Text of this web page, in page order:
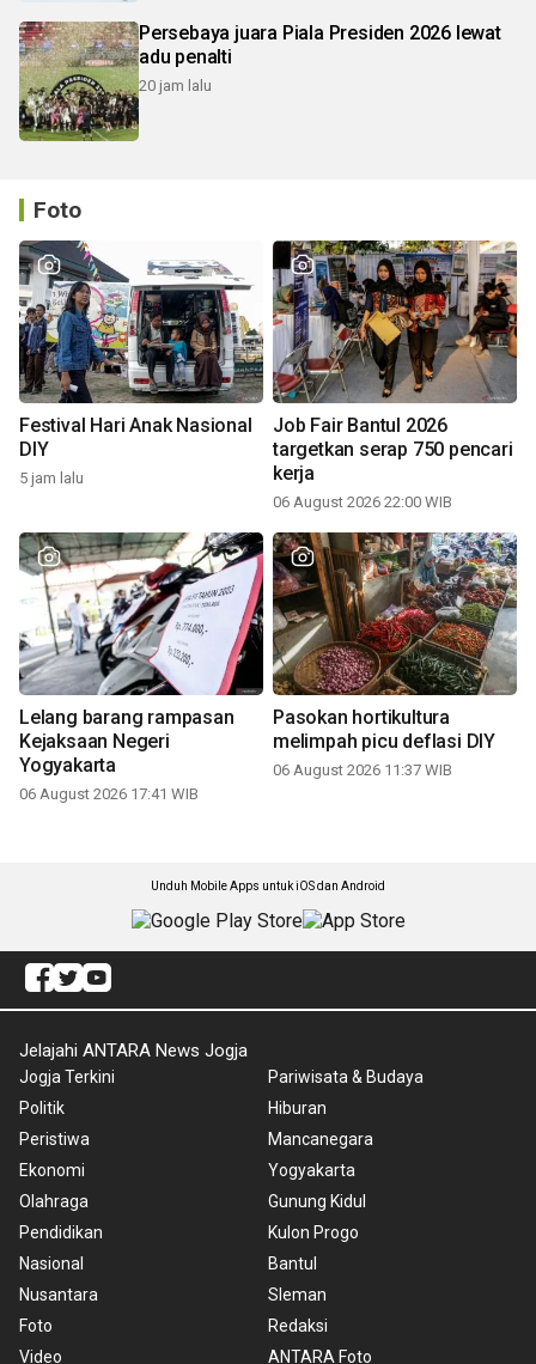
Persebaya juara Piala Presiden 2026 lewat
adu penalti
20 jam lalu
Foto
Festival Hari Anak Nasional
DIY
5 jam lalu
Job Fair Bantul 2026
targetkan serap 750 pencari
kerja
06 August 2026 22:00 WIB
Lelang barang rampasan
Kejaksaan Negeri
Yogyakarta
06 August 2026 17:41 WIB
Pasokan hortikultura
melimpah picu deflasi DIY
06 August 2026 11:37 WIB
Unduh Mobile Apps untuk iOS dan Android
Jelajahi ANTARA News Jogja
Jogja Terkini
Politik
Peristiwa
Ekonomi
Olahraga
Pendidikan
Nasional
Nusantara
Foto
Video
Pariwisata & Budaya
Hiburan
Mancanegara
Yogyakarta
Gunung Kidul
Kulon Progo
Bantul
Sleman
Redaksi
ANTARA Foto